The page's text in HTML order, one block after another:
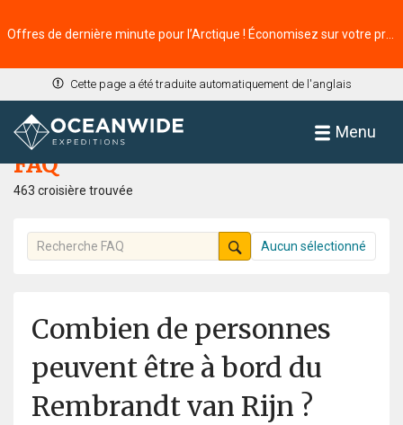
Cette page a été traduite automatiquement de l'anglais
Menu
Accueil
FAQ
463 croisière trouvée
Aucun sélectionné
Combien de personnes
peuvent être à bord du
Rembrandt van Rijn ?